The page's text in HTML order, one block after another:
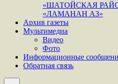
«ШАТОЙСКАЯ
«ЛАМАНАН АЗ»
Архив газеты
Мультимедиа
Видео
Фото
Информационные
Обратная связь